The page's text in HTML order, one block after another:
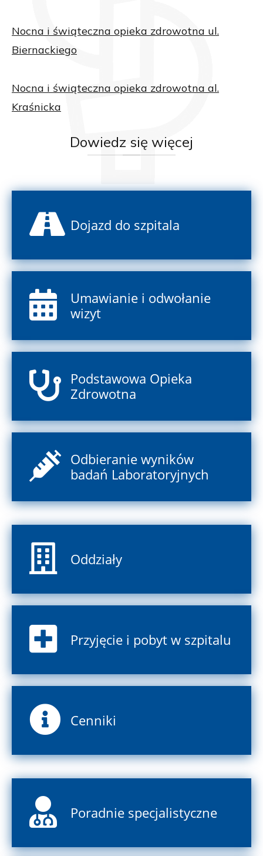
Nocna i świąteczna opieka zdrowotna ul.
Biernackiego
Nocna i świąteczna opieka zdrowotna al.
Kraśnicka
Dowiedz się więcej
Dojazd do szpitala
Umawianie i odwołanie
wizyt
Podstawowa Opieka
Zdrowotna
Odbieranie wyników
badań Laboratoryjnych
Oddziały
Przyjęcie i pobyt w szpitalu
Cenniki
Poradnie specjalistyczne